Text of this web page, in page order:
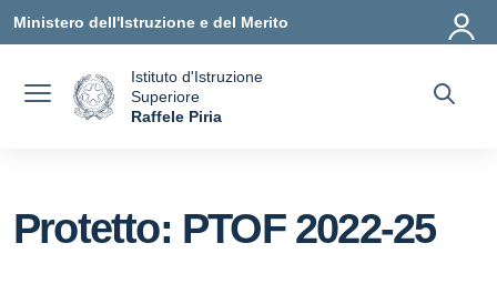
Ministero dell'Istruzione e del Merito
Istituto d'Istruzione
Superiore
Raffele Piria
Protetto: PTOF 2022-25